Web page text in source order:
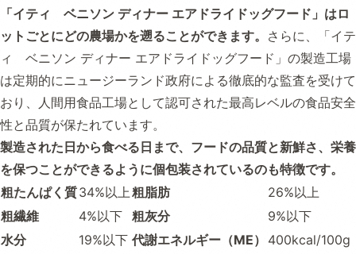
「イティ ベニソン ディナー エアドライドッグフード」はロ
ットごとにどの農場かを遡ることができます。 さらに、「イテ
ィ ベニソン ディナー エアドライドッグフード」の製造工場
は定期的にニュージーランド政府による徹底的な監査を受けて
おり、人間用食品工場として認可された最高レベルの食品安全
性と品質が保たれています。
製造された日から食べる日まで、フードの品質と新鮮さ、栄養
を保つことができるように個包装されているのも特徴です。
粗たんぱく質34%以上 粗脂肪
26%以上
粗繊維
4%以下 粗灰分
9%以下
水分
19%以下 代謝エネルギー（ME） 400kcal/100g